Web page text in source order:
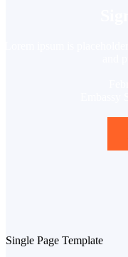
Single Page Template